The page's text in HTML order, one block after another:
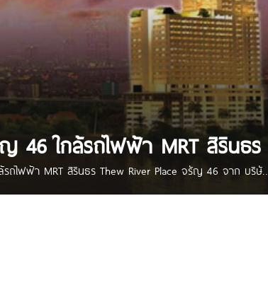
46 ใกล้รถไฟฟ้า MRT สิรินธร
ถไฟฟ้า MRT สิรินธร Thew River Place จรัญ 46 จาก บริษัท